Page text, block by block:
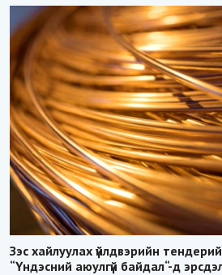
Зэс хайлуулах үйлдвэрийн
“Үндэсний аюулгүй байдал“-д